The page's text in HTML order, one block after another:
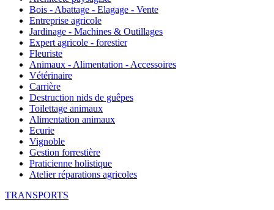
Bois - Abattage - Elagage - Vente
Entreprise agricole
Jardinage - Machines & Outillages
Expert agricole - forestier
Fleuriste
Animaux - Alimentation - Accessoires
Vétérinaire
Carrière
Destruction nids de guêpes
Toilettage animaux
Alimentation animaux
Ecurie
Vignoble
Gestion forrestière
Praticienne holistique
Atelier réparations agricoles
TRANSPORTS